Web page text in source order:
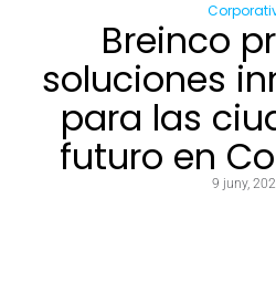
Breinco
soluciones
para las
futuro en
9 juny,